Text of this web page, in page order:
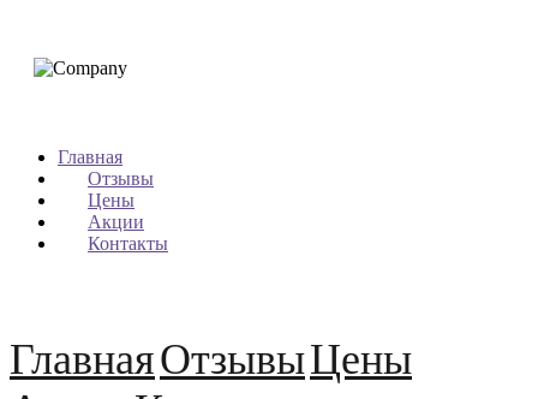
Главная
Отзывы
Цены
Акции
Контакты
ГлавнаяОтзывыЦены